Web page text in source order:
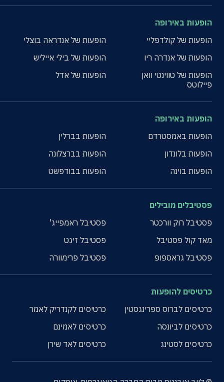
הופעות באירופה
הופעות של קולדפליי
הופעות של אנדראה בוצלי
הופעות של אנדרה ריו
הופעות של בילי אייליש
הופעות של טווינטי וואן
פיילוטס
הופעות של אדל
הופעות באירופה
הופעות באמסטרדם
הופעות בברלין
הופעות בלונדון
הופעות בברצלונה
הופעות בוינה
הופעות בבודפשט
פסטיבלים מובילים
פסטיבל רוק וורכטר
פסטיבל ראמפייג'
מאד קול פסטיבל
פסטיבל זיגט
פסטיבל גראספופ
פסטיבל פרימוורה
כרטיסים להופעות
כרטיסים לברוס ספרינגסטין
כרטיסים לקנדריק לאמר
כרטיסים לביונסה
כרטיסים לאמינם
כרטיסים לסטינג
כרטיסים לאד שירן